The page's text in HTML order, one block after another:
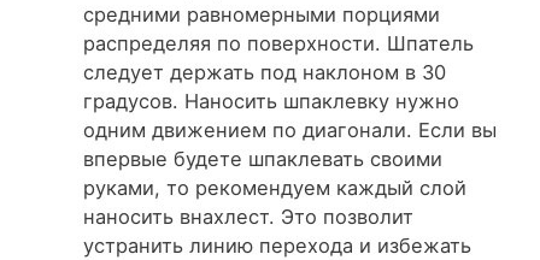
средними равномерными порциями
распределяя по поверхности. Шпатель
следует держать под наклоном в 30
градусов. Наносить шпаклевку нужно
одним движением по диагонали. Если вы
впервые будете шпаклевать своими
руками, то рекомендуем каждый слой
наносить внахлест. Это позволит
устранить линию перехода и избежать